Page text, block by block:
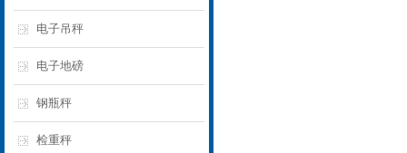
电子吊秤
电子地磅
钢瓶秤
检重秤